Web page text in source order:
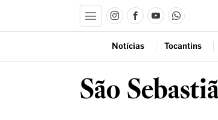
Notícias Tocantins
São